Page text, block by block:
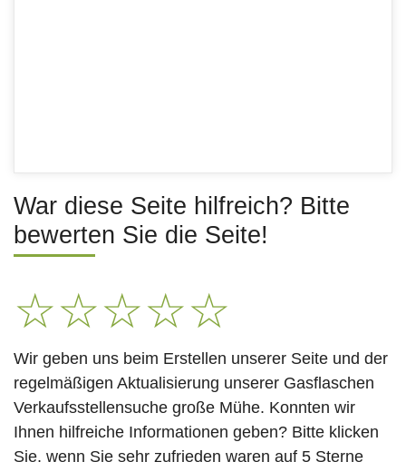
War diese Seite hilfreich? Bitte
bewerten Sie die Seite!
☆☆☆☆☆
Wir geben uns beim Erstellen unserer Seite und der
regelmäßigen Aktualisierung unserer Gasflaschen
Verkaufsstellensuche große Mühe. Konnten wir
Ihnen hilfreiche Informationen geben? Bitte klicken
Sie, wenn Sie sehr zufrieden waren auf 5 Sterne